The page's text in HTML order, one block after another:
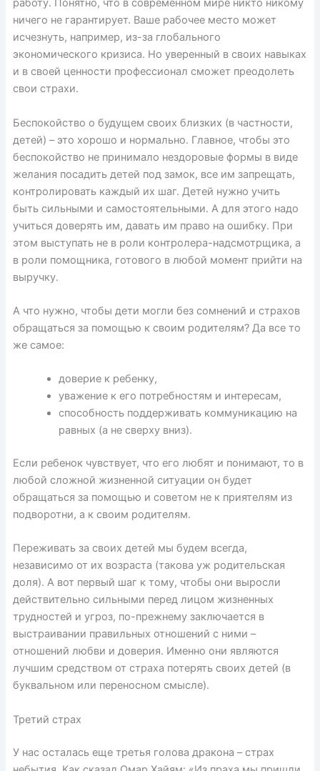
работу. Понятно, что в современном мире никто никому
ничего не гарантирует. Ваше рабочее место может
исчезнуть, например, из-за глобального
экономического кризиса. Но уверенный в своих навыках
и в своей ценности профессионал сможет преодолеть
свои страхи.
Беспокойство о будущем своих близких (в частности,
детей) – это хорошо и нормально. Главное, чтобы это
беспокойство не принимало нездоровые формы в виде
желания посадить детей под замок, все им запрещать,
контролировать каждый их шаг. Детей нужно учить
быть сильными и самостоятельными. А для этого надо
учиться доверять им, давать им право на ошибку. При
этом выступать не в роли контролера-надсмотрщика, а
в роли помощника, готового в любой момент прийти на
выручку.
А что нужно, чтобы дети могли без сомнений и страхов
обращаться за помощью к своим родителям? Да все то
же самое:
доверие к ребенку,
уважение к его потребностям и интересам,
способность поддерживать коммуникацию на
равных (а не сверху вниз).
Если ребенок чувствует, что его любят и понимают, то в
любой сложной жизненной ситуации он будет
обращаться за помощью и советом не к приятелям из
подворотни, а к своим родителям.
Переживать за своих детей мы будем всегда,
независимо от их возраста (такова уж родительская
доля). А вот первый шаг к тому, чтобы они выросли
действительно сильными перед лицом жизненных
трудностей и угроз, по-прежнему заключается в
выстраивании правильных отношений с ними –
отношений любви и доверия. Именно они являются
лучшим средством от страха потерять своих детей (в
буквальном или переносном смысле).
Третий страх
У нас осталась еще третья голова дракона – страх